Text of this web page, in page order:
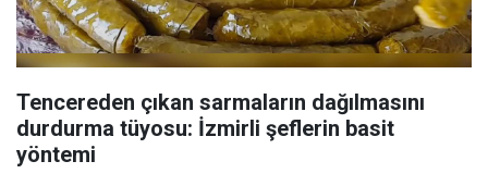
Tencereden çıkan sarmaların dağılmasını
durdurma tüyosu: İzmirli şeflerin basit
yöntemi